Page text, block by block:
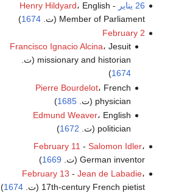
26 يناير
-
Henry Hildyard، English
Member of Parliament (ت.
1674
)
February 2
Francisco Ignacio Alcina، Jesuit
missionary and historian (ت.
1674
)
Pierre Bourdelot، French
physician (ت.
1685
)
Edmund Weaver، English
politician (ت.
1672
)
February 11 - Salomon Idler،
German inventor (ت.
1669
)
February 13 - Jean de Labadie،
17th-century French pietist (ت.
1674
)